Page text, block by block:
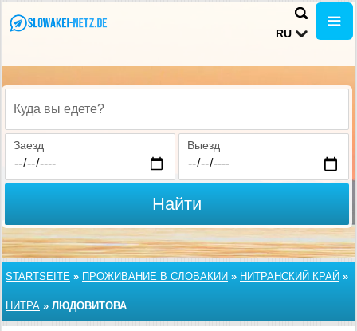
RU
Куда вы едете?
Заезд Выезд
Найти
STARTSEITE » ПРОЖИВАНИЕ В СЛОВАКИИ » НИТРАНСКИЙ КРАЙ »
НИТРА » ЛЮДОВИТОВА